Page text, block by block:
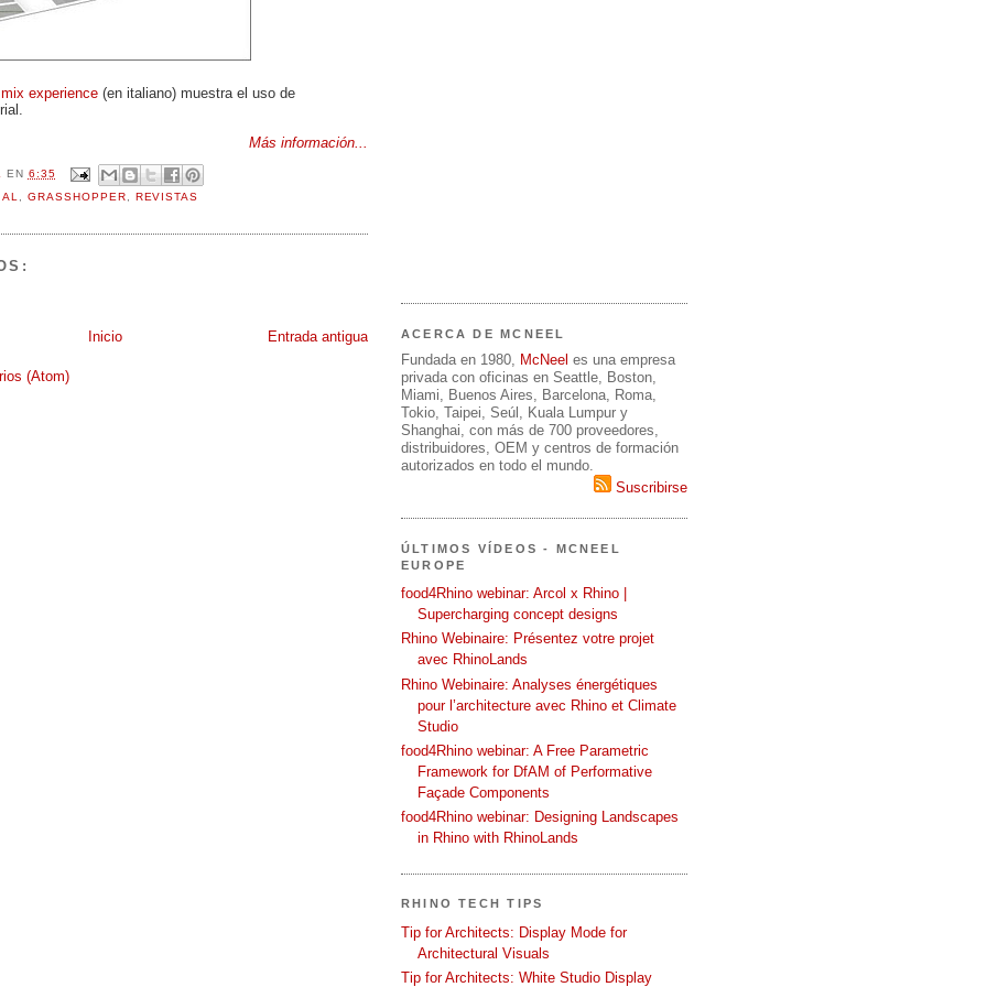
mix experience (en italiano) muestra el uso de
Más información...
EN 6:35
, GRASSHOPPER, REVISTAS
Entrada antigua
Inicio
(Atom)
ACERCA DE MCNEEL
Fundada en 1980, McNeel es una empresa
privada con oficinas en Seattle, Boston,
Miami, Buenos Aires, Barcelona, Roma,
Tokio, Taipei, Seúl, Kuala Lumpur y
Shanghai, con más de 700 proveedores,
distribuidores, OEM y centros de formación
autorizados en todo el mundo.
Suscribirse
ÚLTIMOS VÍDEOS - MCNEEL
EUROPE
food4Rhino webinar: Arcol x Rhino |
Supercharging concept designs
Rhino Webinaire: Présentez votre projet
avec RhinoLands
Rhino Webinaire: Analyses énergétiques
pour l’architecture avec Rhino et Climate
Studio
food4Rhino webinar: A Free Parametric
Framework for DfAM of Performative
Façade Components
food4Rhino webinar: Designing Landscapes
in Rhino with RhinoLands
RHINO TECH TIPS
Tip for Architects: Display Mode for
Architectural Visuals
Tip for Architects: White Studio Display